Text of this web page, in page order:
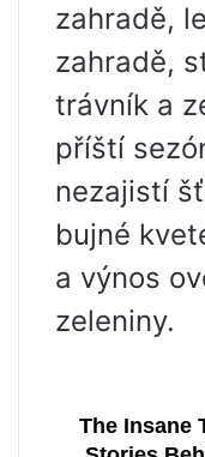
zahradě,
zahradě,
trávník a
příští
nezajistí
bujné
a výnos
zeleniny.